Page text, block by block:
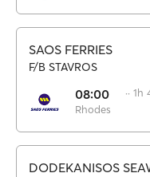
SAOS FERRIES
F/B STAVROS
08:00
Rhodes
·· 1h
DODEKANISOS